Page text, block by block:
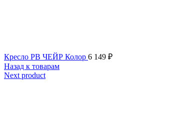
Кресло РВ ЧЕЙР Колор 6 149 ₽
Назад к товарам
Next product